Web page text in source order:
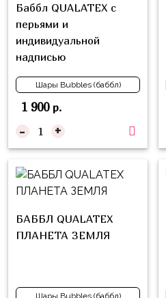
Баббл QUALATEX с
перьями и
индивидуальной
надписью
Шары Bubbles (баббл)
1 900р.
- +
БАББЛ QUALATEX
ПЛАНЕТА ЗЕМЛЯ
Шары Bubbles (баббл)
Ходячие
фигуры
Бизнес
надпись
на
шар
Буквы
Товары
для
Фиксики
Котэ
Динозавры
Принцессы
Микки
Спорт
Мамы,
Бабушки
Папы,